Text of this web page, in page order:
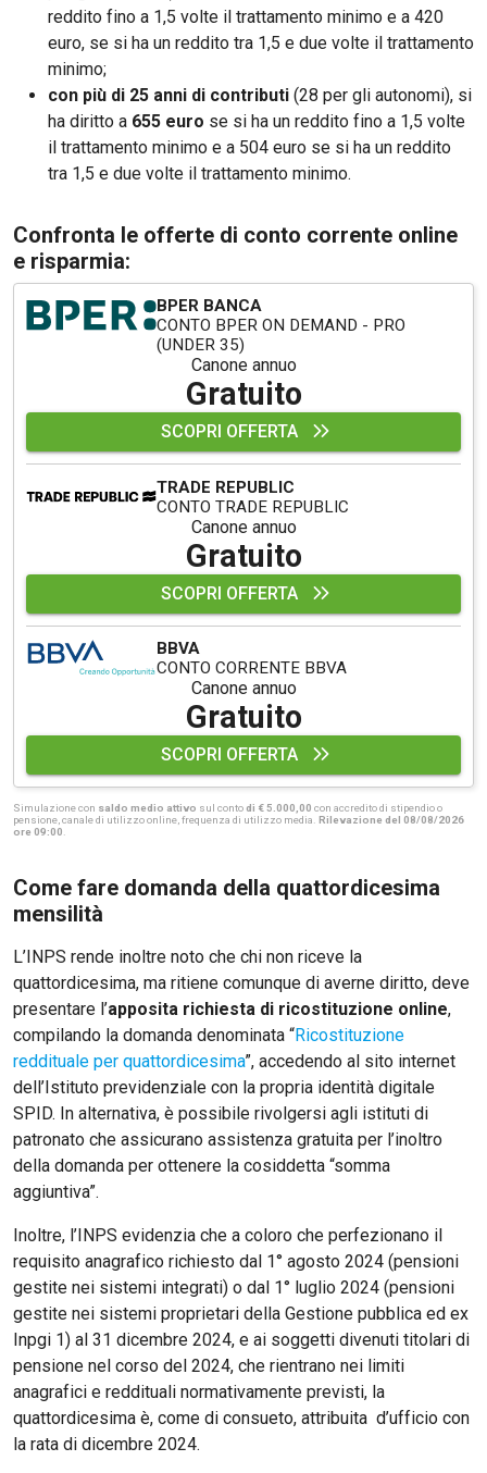
reddito fino a 1,5 volte il trattamento minimo e a 420
euro, se si ha un reddito tra 1,5 e due volte il trattamento
minimo;
con più di 25 anni di contributi (28 per gli autonomi), si
ha diritto a 655 euro se si ha un reddito fino a 1,5 volte
il trattamento minimo e a 504 euro se si ha un reddito
tra 1,5 e due volte il trattamento minimo.
Confronta le offerte di conto corrente online
e risparmia:
BPER BANCA
CONTO BPER ON DEMAND - PRO
(UNDER 35)
Canone annuo
Gratuito
SCOPRI OFFERTA
TRADE REPUBLIC
CONTO TRADE REPUBLIC
Canone annuo
Gratuito
SCOPRI OFFERTA
BBVA
CONTO CORRENTE BBVA
Canone annuo
Gratuito
SCOPRI OFFERTA
Simulazione con saldo medio attivo sul contodi € 5.000,00 con accredito di stipendio o
pensione, canale di utilizzo online, frequenza di utilizzo media. Rilevazione del 08/08/2026
ore 09:00
Come fare domanda della quattordicesima
mensilità
L’INPS rende inoltre noto che chi non riceve la
quattordicesima, ma ritiene comunque di averne diritto, deve
presentare l’apposita richiesta di ricostituzione online,
compilando la domanda denominata “Ricostituzione
reddituale per quattordicesima”, accedendo al sito internet
dell’Istituto previdenziale con la propria identità digitale
SPID. In alternativa, è possibile rivolgersi agli istituti di
patronato che assicurano assistenza gratuita per l’inoltro
della domanda per ottenere la cosiddetta “somma
aggiuntiva”.
Inoltre, l’INPS evidenzia che a coloro che perfezionano il
requisito anagrafico richiesto dal 1° agosto 2024 (pensioni
gestite nei sistemi integrati) o dal 1° luglio 2024 (pensioni
gestite nei sistemi proprietari della Gestione pubblica ed ex
Inpgi 1) al 31 dicembre 2024, e ai soggetti divenuti titolari di
pensione nel corso del 2024, che rientrano nei limiti
anagrafici e reddituali normativamente previsti, la
quattordicesima è, come di consueto, attribuita d’ufficio con
la rata di dicembre 2024.